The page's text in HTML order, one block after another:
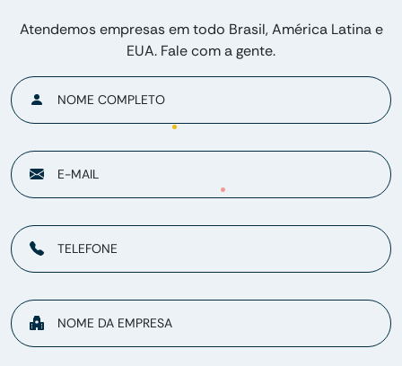
Atendemos empresas em todo Brasil, América Latina e
EUA. Fale com a gente.
NOME COMPLETO
E-MAIL
TELEFONE
NOME DA EMPRESA